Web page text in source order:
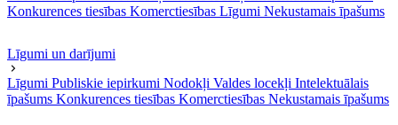
Konkurences tiesības Komerctiesības Līgumi Nekustamais īpašums
Līgumi un darījumi
Līgumi Publiskie iepirkumi Nodokļi Valdes locekļi Intelektuālais
īpašums Konkurences tiesības Komerctiesības Nekustamais īpašums